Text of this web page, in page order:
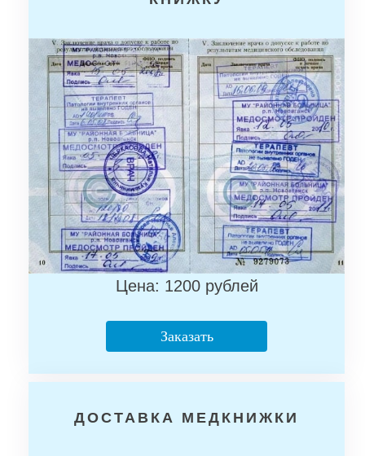
Цена: 1200 рублей
Заказать
ДОСТАВКА МЕДКНИЖКИ